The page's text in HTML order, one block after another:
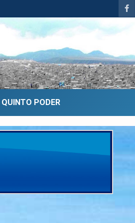
QUINTO PODER